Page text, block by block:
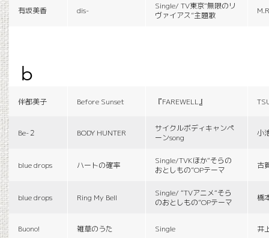
有坂美香 dis-
Single/ TV東京“無限のリ
ヴァイアス”主題歌
b
伴都美子 Before Sunset 『FAREWELL』
Be-２ BODY HUNTER
サイクルボディキャンペ
ーンsong
小
blue drops ハートの確率
Single/TVKほか“そらの
おとしもの”OPテーマ
古
blue drops Ring My Bell
Single/ “TVアニメ“そら
のおとしもの”OPテーマ
橋
Buono! 雑草のうた Single 井